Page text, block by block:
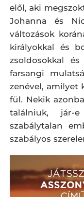
elől, aki
Johanna és
változások
királyokkal és
zsoldosokkal
farsangi
zenével, amilyet
fül. Nekik
találniuk, jár-
szabálytalan
szabályos